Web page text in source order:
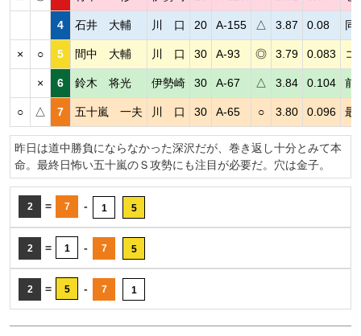
4 石井 大輔 川 口 20 A-155 △ 3.87 0.08 同
× ○ 5 間中 大輔 川 口 30 A-93 ◎ 3.79 0.083 コ
× 6 鈴木 将光 伊勢崎 30 A-67 △ 3.84 0.104 前
○ △ 7 五十嵐 一夫 川 口 30 A-65 ○ 3.80 0.096 最
昨日は道中勝負にならなかった深沢だが、巻き返し十分とみて本
命。最終日怖い五十嵐のＳ攻勢にも注目が必要だ。穴は金子。
2 = 7 - 1 5
2 = 1 - 7 5
2 = 5 - 7 1